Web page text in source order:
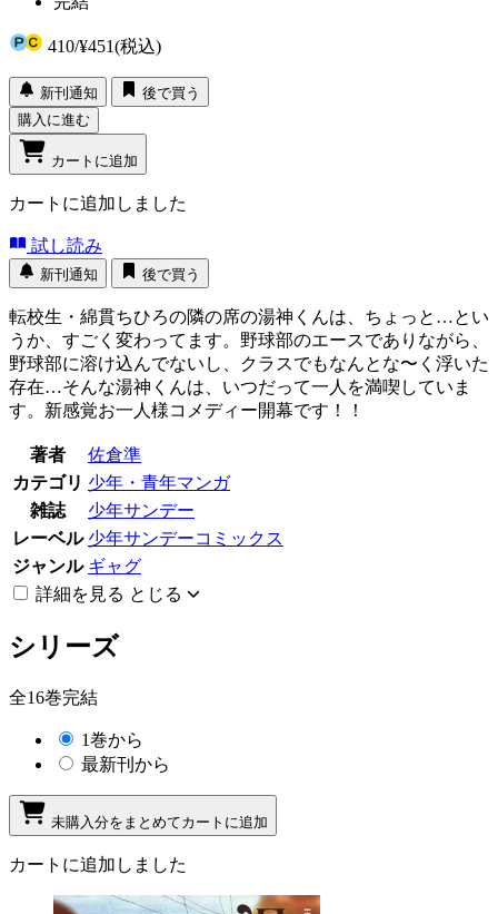
410/¥451(税込)
新刊通知
後で買う
購入に進む
カートに追加
カートに追加しました
試し読み
新刊通知 後で買う
転校生・綿貫ちひろの隣の席の湯神くんは、ちょっと…とい
うか、すごく変わってます。野球部のエースでありながら、
野球部に溶け込んでないし、クラスでもなんとな〜く浮いた
存在…そんな湯神くんは、いつだって一人を満喫していま
す。新感覚お一人様コメディー開幕です！！
著者
佐倉準
カテゴリ 少年・青年マンガ
雑誌
少年サンデー
レーベル 少年サンデーコミックス
ジャンル ギャグ
詳細を見る とじる
シリーズ
全16巻完結
1巻から
最新刊から
未購入分をまとめてカートに追加
カートに追加しました